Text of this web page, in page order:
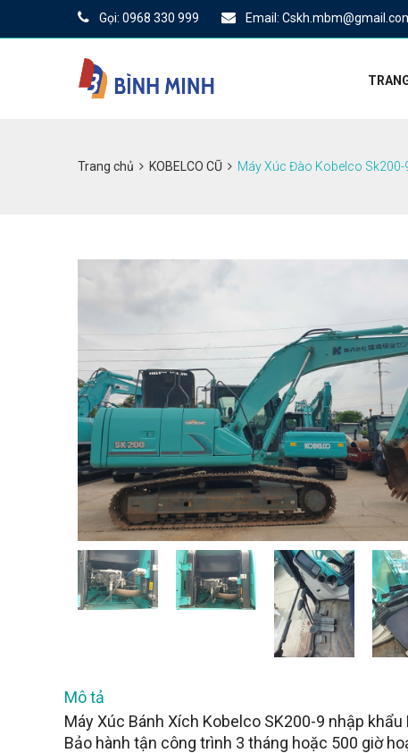
Gọi: 0968 330 999 Email:
Trang chủ KOBELCO CŨ Máy Xúc Đào Kobelco Sk200-
Mô tả
Máy Xúc Bánh Xích Kobelco SK200-9 nhập khẩu
Bảo hành tận công trình 3 tháng hoặc 500 giờ